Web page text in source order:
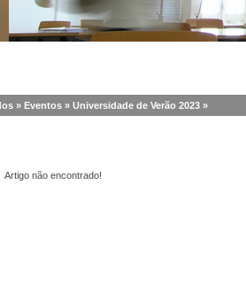
» Eventos » Universidade de Verão 2023 »
Artigo não encontrado!